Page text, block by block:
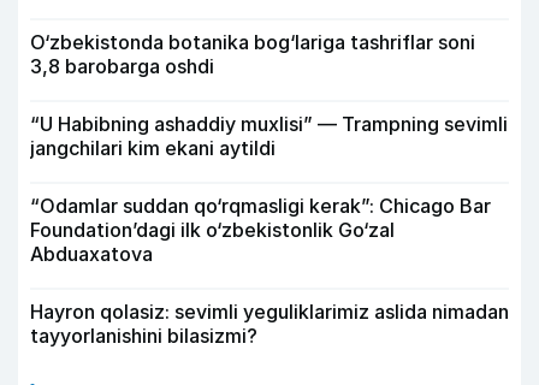
O‘zbekistonda botanika bog‘lariga tashriflar soni
3,8 barobarga oshdi
“U Habibning ashaddiy muxlisi” — Trampning sevimli
jangchilari kim ekani aytildi
“Odamlar suddan qo‘rqmasligi kerak”: Chicago Bar
Foundation’dagi ilk o‘zbekistonlik Go‘zal
Abduaxatova
Hayron qolasiz: sevimli yeguliklarimiz aslida nimadan
tayyorlanishini bilasizmi?